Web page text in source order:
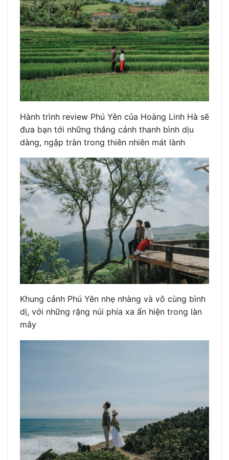
Hành trình review Phú Yên của Hoàng Linh Hà sẽ
đưa bạn tới những thắng cảnh thanh bình dịu
dàng, ngập tràn trong thiên nhiên mát lành
Khung cảnh Phú Yên nhẹ nhàng và vô cùng bình
dị, với những rặng núi phía xa ẩn hiện trong làn
mây